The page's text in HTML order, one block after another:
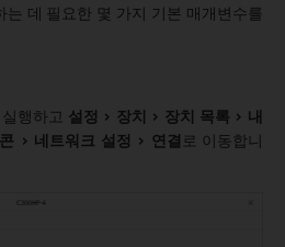
는 데 필요한 몇 가지 기본 매개변수를
실행하고 설정 > 장치 > 장치 목록 > 내
> 네트워크 설정 > 연결 로 이동합니